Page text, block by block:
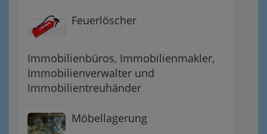
Feuerlöscher
Immobilienbüros, Immobilienmakler,
Immobilienverwalter und
Immobilientreuhänder
Möbellagerung